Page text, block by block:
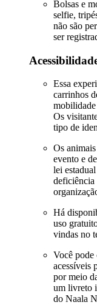
Bolsas e
selfie,
não são
ser
Essa
carrinhos
Os
tipo de
Os
evento e
lei
deficiência
Há
uso
vindas no
Você pode
acessíveis
por meio
um livreto
do Naala